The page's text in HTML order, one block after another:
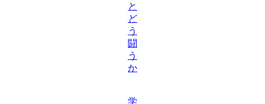
と
ど
う
闘
う
か
学